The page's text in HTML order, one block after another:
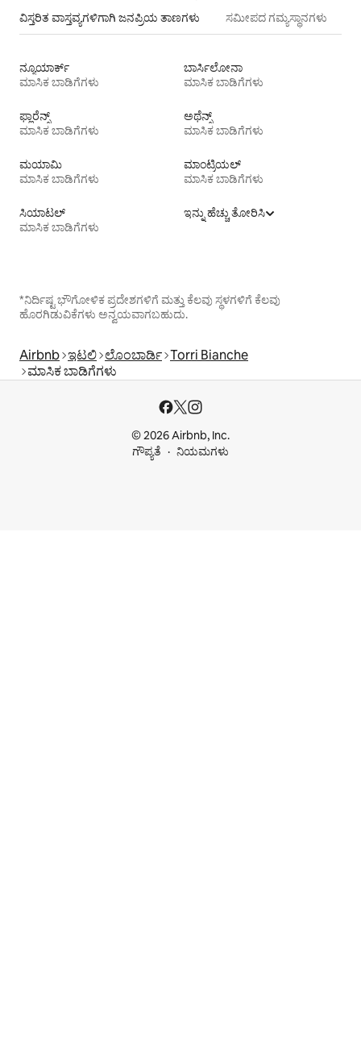
ವಿಸ್ತರಿತ ವಾಸ್ತವ್ಯಗಳಿಗಾಗಿ ಜನಪ್ರಿಯ ತಾಣಗಳು ಸಮೀಪದ ಗಮ್ಯಸ್ಥಾನಗಳು
ನ್ಯೂಯಾರ್ಕ್
ಮಾಸಿಕ ಬಾಡಿಗೆಗಳು
ಬಾರ್ಸಿಲೋನಾ
ಮಾಸಿಕ ಬಾಡಿಗೆಗಳು
ಫ್ಲಾರೆನ್ಸ್
ಮಾಸಿಕ ಬಾಡಿಗೆಗಳು
ಅಥೆನ್ಸ್
ಮಾಸಿಕ ಬಾಡಿಗೆಗಳು
ಮಯಾಮಿ
ಮಾಸಿಕ ಬಾಡಿಗೆಗಳು
ಮಾಂಟ್ರಿಯಲ್
ಮಾಸಿಕ ಬಾಡಿಗೆಗಳು
ಸಿಯಾಟಲ್
ಮಾಸಿಕ ಬಾಡಿಗೆಗಳು
ಇನ್ನು ಹೆಚ್ಚು ತೋರಿಸಿ
*ನಿರ್ದಿಷ್ಟ ಭೌಗೋಳಿಕ ಪ್ರದೇಶಗಳಿಗೆ ಮತ್ತು ಕೆಲವು ಸ್ಥಳಗಳಿಗೆ ಕೆಲವು
ಹೊರಗಿಡುವಿಕೆಗಳು ಅನ್ವಯವಾಗಬಹುದು.
Airbnb ಇಟಲಿ ಲೊಂಬಾರ್ಡಿ Torri Bianche
ಮಾಸಿಕ ಬಾಡಿಗೆಗಳು
© 2026 Airbnb, Inc.
ಗೌಪ್ಯತೆ
ನಿಯಮಗಳು